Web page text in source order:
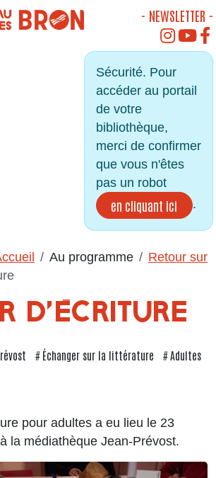
- NEWSLETTER -
Sécurité. Pour
accéder au portail
de votre
bibliothèque,
merci de confirmer
que vous n'êtes
pas un robot
en cliquant ici .
Au programme
Retour sur
D'ÉCRITURE
Échanger sur la littérature
Adultes
pour adultes a eu lieu le 23
la médiathèque Jean-Prévost.
des cookies